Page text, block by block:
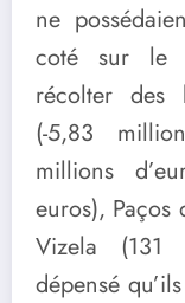
ne
coté sur le
récolter des
(-5,83
millions
euros),
Vizela (131
dépensé